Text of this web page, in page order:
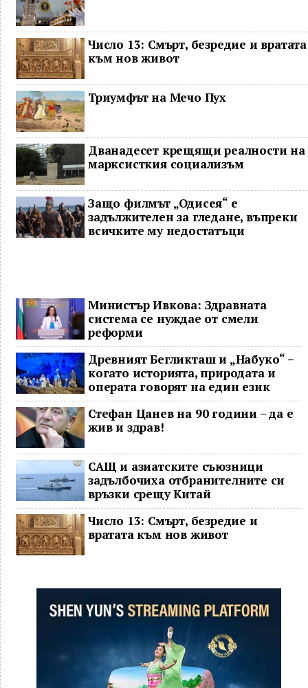
Число 13: Смърт, безредие и вратата
към нов живот
Триумфът на Мечо Пух
Дванадесет крещящи реалности на
марксисткия социализъм
Защо филмът „Одисея“ е
задължителен за гледане, въпреки
всичките му недостатъци
Министър Ивкова: Здравната
система се нуждае от смели
реформи
Древният Бегликташ и „Набуко“ –
когато историята, природата и
операта говорят на един език
Стефан Цанев на 90 години – да е
жив и здрав!
САЩ и азиатските съюзници
задълбочиха отбранителните си
връзки срещу Китай
Число 13: Смърт, безредие и
вратата към нов живот